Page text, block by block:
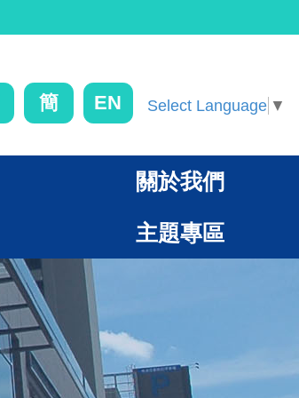
簡 EN Select Language ▼
關於我們
主題專區